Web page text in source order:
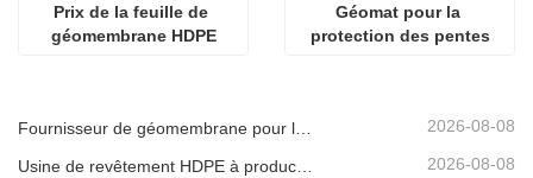
Prix de la feuille de
géomembrane HDPE
Géomat pour la
protection des pentes
2026-08-08
Usine de revêtement HDPE à production rapide 2026-08-08